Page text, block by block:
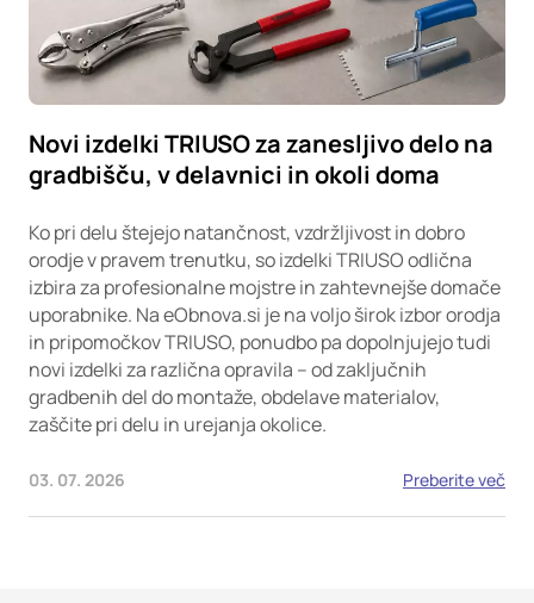
Novi izdelki TRIUSO za zanesljivo delo na
gradbišču, v delavnici in okoli doma
Ko pri delu štejejo natančnost, vzdržljivost in dobro
orodje v pravem trenutku, so izdelki TRIUSO odlična
izbira za profesionalne mojstre in zahtevnejše domače
uporabnike. Na eObnova.si je na voljo širok izbor orodja
in pripomočkov TRIUSO, ponudbo pa dopolnjujejo tudi
novi izdelki za različna opravila – od zaključnih
gradbenih del do montaže, obdelave materialov,
zaščite pri delu in urejanja okolice.
03. 07. 2026 Preberite več